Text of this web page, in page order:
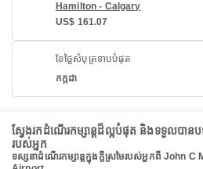
Hamilton - Calgary
US$ 161.07
ខែថ្លៃសំបុត្រទាបបំផុត
កក្កដា
ស្វែងរកដំណើរកម្សាន្តដ៏ល្អបំផុត និងទទួលបាន
របស់អ្នក
ទស្សនាដំណើរកម្សាន្តក្នុងក្តីស្រមៃរបស់អ្នកពី John